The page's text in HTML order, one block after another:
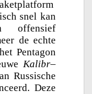
snel kan
offensief
de echte
Pentagon
Kalibr–
Russische
Deze